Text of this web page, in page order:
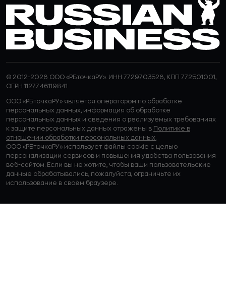
© 2012-2026 ООО «РБточкаРУ». ИНН 7729703526, КПП 772501001,
ОГРН 1127746119841
ООО «РБточкаРУ» является оператором по обработке
персональных данных, информация об обработке
персональных данных и сведения о реализуемых требованиях
к защите персональных данных отражены в Политике в
отношении обработки персональных данных.
ООО «РБточкаРУ» использует файлы cookie с целью
персонализации сервисов и повышения удобства пользования
веб-сайтом. Если вы не хотите, чтобы ваши пользовательские
данные обрабатывались, пожалуйста, ограничьте их
использование в своём браузере.